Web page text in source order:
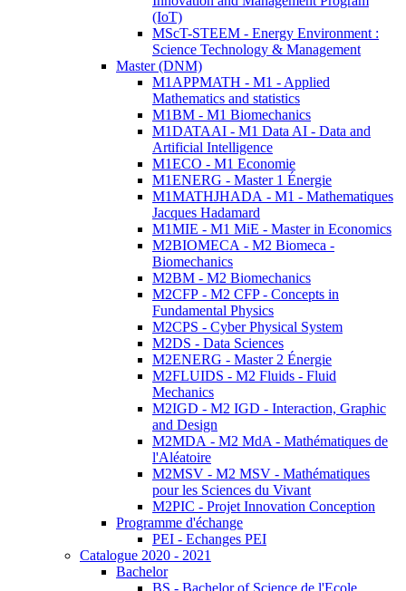
(IoT)
MScT-STEEM - Energy Environment :
Science Technology & Management
Master (DNM)
M1APPMATH - M1 - Applied
Mathematics and statistics
M1BM - M1 Biomechanics
M1DATAAI - M1 Data AI - Data and
Artificial Intelligence
M1ECO - M1 Economie
M1ENERG - Master 1 Énergie
M1MATHJHADA - M1 - Mathematiques
Jacques Hadamard
M1MIE - M1 MiE - Master in Economics
M2BIOMECA - M2 Biomeca -
Biomechanics
M2BM - M2 Biomechanics
M2CFP - M2 CFP - Concepts in
Fundamental Physics
M2CPS - Cyber Physical System
M2DS - Data Sciences
M2ENERG - Master 2 Énergie
M2FLUIDS - M2 Fluids - Fluid
Mechanics
M2IGD - M2 IGD - Interaction, Graphic
and Design
M2MDA - M2 MdA - Mathématiques de
l'Aléatoire
M2MSV - M2 MSV - Mathématiques
pour les Sciences du Vivant
M2PIC - Projet Innovation Conception
Programme d'échange
PEI - Echanges PEI
Catalogue 2020 - 2021
Bachelor
BS - Bachelor of Science de l'Ecole